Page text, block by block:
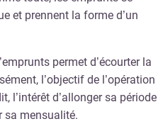
et prennent la forme d’un
permet d’écourter la
l’objectif de l’opération
l’intérêt d’allonger sa période
sa mensualité.